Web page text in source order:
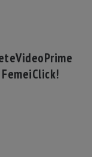
VideoPrime
Click!